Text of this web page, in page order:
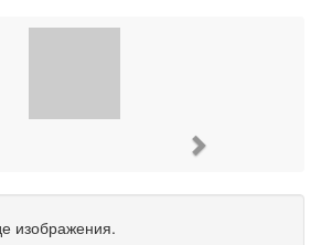
изображения.